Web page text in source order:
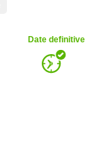
Date definitive